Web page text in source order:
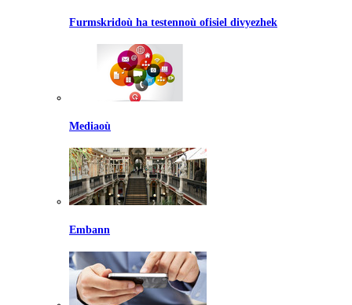
Furmskridoù ha testennoù ofisiel divyezhek
Mediaoù
Embann